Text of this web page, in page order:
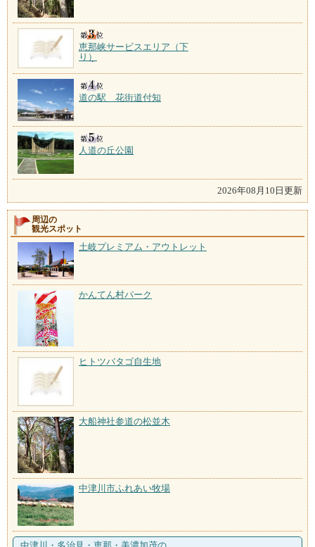
恵那峡サービスエリア（下
り）
道の駅 花街道付知
人道の丘公園
2026年08月10日更新
周辺の
観光スポット
土岐プレミアム・アウトレット
かんてん村パーク
ヒトツバタゴ自生地
大船神社参道の松並木
中津川市ふれあい牧場